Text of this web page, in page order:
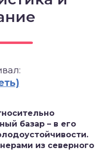
базар – в его
из северного